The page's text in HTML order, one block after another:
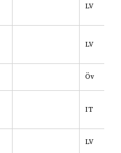
LV
LV
Öv
IT
LV